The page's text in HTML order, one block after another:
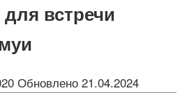
встречи
Обновлено 21.04.2024